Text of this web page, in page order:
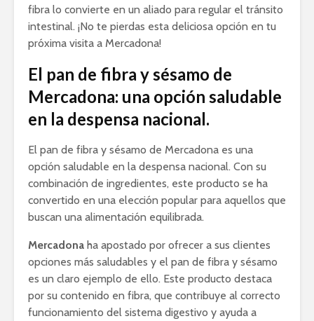
fibra lo convierte en un aliado para regular el tránsito
intestinal. ¡No te pierdas esta deliciosa opción en tu
próxima visita a Mercadona!
El pan de fibra y sésamo de
Mercadona: una opción saludable
en la despensa nacional.
El pan de fibra y sésamo de Mercadona es una
opción saludable en la despensa nacional. Con su
combinación de ingredientes, este producto se ha
convertido en una elección popular para aquellos que
buscan una alimentación equilibrada.
Mercadona ha apostado por ofrecer a sus clientes
opciones más saludables y el pan de fibra y sésamo
es un claro ejemplo de ello. Este producto destaca
por su contenido en fibra, que contribuye al correcto
funcionamiento del sistema digestivo y ayuda a